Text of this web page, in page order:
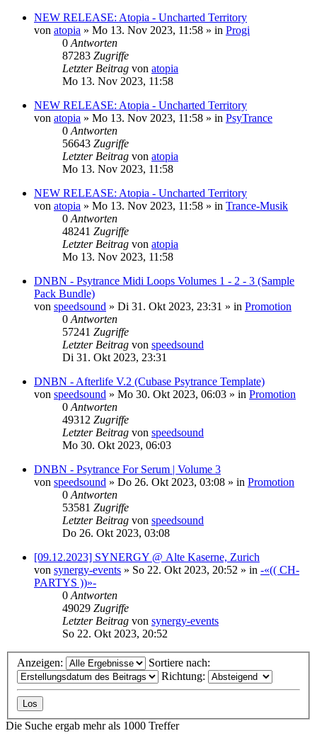
NEW RELEASE: Atopia - Uncharted Territory
von atopia » Mo 13. Nov 2023, 11:58 » in Progi
0 Antworten
87283 Zugriffe
Letzter Beitrag von atopia
Mo 13. Nov 2023, 11:58
NEW RELEASE: Atopia - Uncharted Territory
von atopia » Mo 13. Nov 2023, 11:58 » in PsyTrance
0 Antworten
56643 Zugriffe
Letzter Beitrag von atopia
Mo 13. Nov 2023, 11:58
NEW RELEASE: Atopia - Uncharted Territory
von atopia » Mo 13. Nov 2023, 11:58 » in Trance-Musik
0 Antworten
48241 Zugriffe
Letzter Beitrag von atopia
Mo 13. Nov 2023, 11:58
DNBN - Psytrance Midi Loops Volumes 1 - 2 - 3 (Sample
Pack Bundle)
von speedsound » Di 31. Okt 2023, 23:31 » in Promotion
0 Antworten
57241 Zugriffe
Letzter Beitrag von speedsound
Di 31. Okt 2023, 23:31
DNBN - Afterlife V.2 (Cubase Psytrance Template)
von speedsound » Mo 30. Okt 2023, 06:03 » in Promotion
0 Antworten
49312 Zugriffe
Letzter Beitrag von speedsound
Mo 30. Okt 2023, 06:03
DNBN - Psytrance For Serum | Volume 3
von speedsound » Do 26. Okt 2023, 03:08 » in Promotion
0 Antworten
53581 Zugriffe
Letzter Beitrag von speedsound
Do 26. Okt 2023, 03:08
[09.12.2023] SYNERGY @ Alte Kaserne, Zurich
von synergy-events » So 22. Okt 2023, 20:52 » in -«(( CH-
PARTYS ))»-
0 Antworten
49029 Zugriffe
Letzter Beitrag von synergy-events
So 22. Okt 2023, 20:52
Anzeigen:
Sortiere nach:
Richtung:
Die Suche ergab mehr als 1000 Treffer